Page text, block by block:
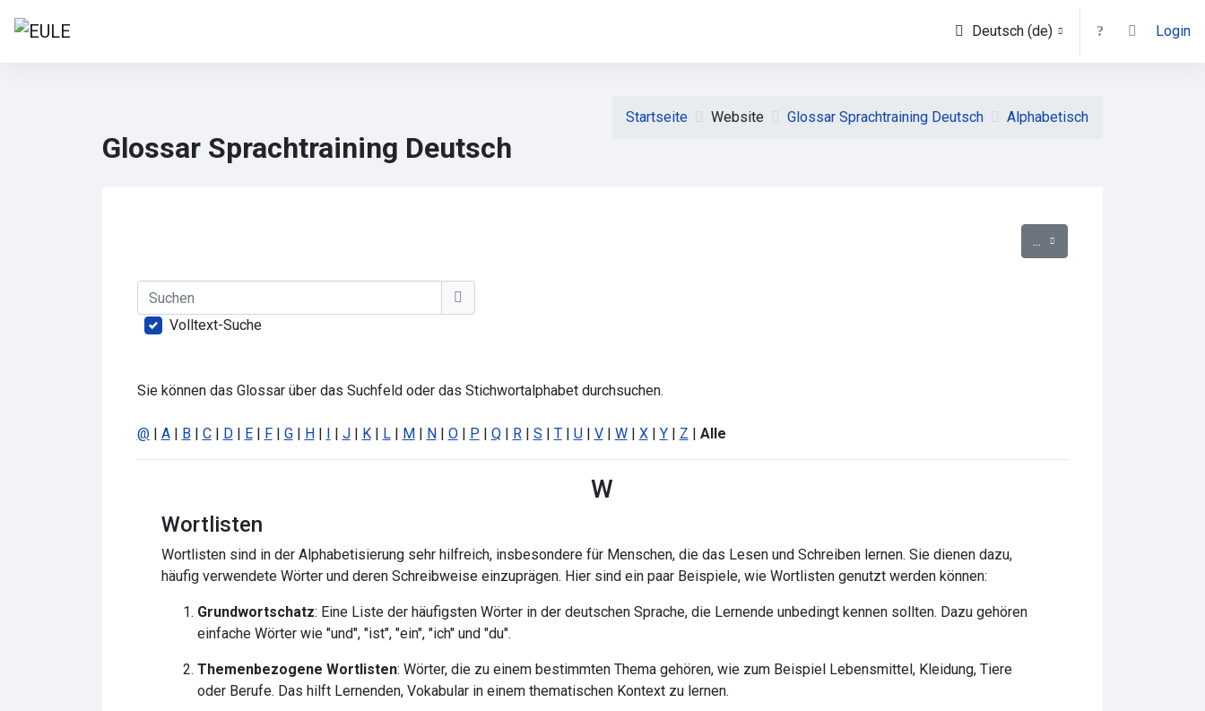
Deutsch ‎(de)‎ Login
Glossar Sprachtraining Deutsch
Startseite Website Glossar Sprachtraining Deutsch Alphabetisch
...
Einträge exportieren
Suchen
Suchen
Volltext-Suche
Sie können das Glossar über das Suchfeld oder das Stichwortalphabet durchsuchen.
@ | A| B| C| D| E| F| G| H| I | J| K| L| M| N| O| P | Q| R| S | T| U| V| W| X| Y| Z | Alle
W
Wortlisten
Wortlisten sind in der Alphabetisierung sehr hilfreich, insbesondere für Menschen, die das Lesen und Schreiben lernen. Sie dienen dazu,
häufig verwendete Wörter und deren Schreibweise einzuprägen. Hier sind ein paar Beispiele, wie Wortlisten genutzt werden können:
Grundwortschatz: Eine Liste der häufigsten Wörter in der deutschen Sprache, die Lernende unbedingt kennen sollten. Dazu gehören
einfache Wörter wie "und", "ist", "ein", "ich" und "du".
Themenbezogene Wortlisten: Wörter, die zu einem bestimmten Thema gehören, wie zum Beispiel Lebensmittel, Kleidung, Tiere
oder Berufe. Das hilft Lernenden, Vokabular in einem thematischen Kontext zu lernen.